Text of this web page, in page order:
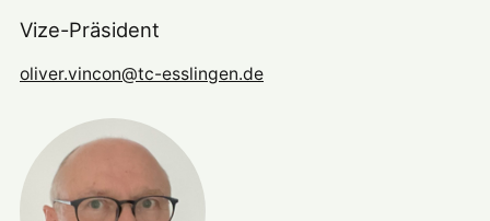
Vize-Präsident
oliver.vincon@tc-esslingen.de